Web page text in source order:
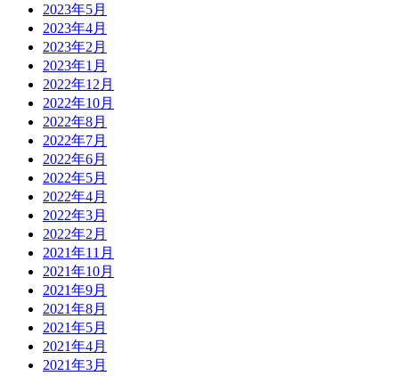
2023年5月
2023年4月
2023年2月
2023年1月
2022年12月
2022年10月
2022年8月
2022年7月
2022年6月
2022年5月
2022年4月
2022年3月
2022年2月
2021年11月
2021年10月
2021年9月
2021年8月
2021年5月
2021年4月
2021年3月